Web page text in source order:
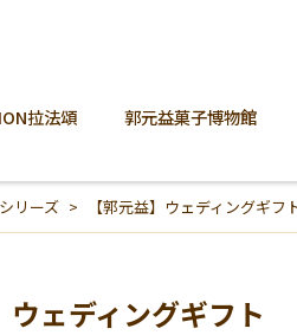
拉法頌 郭元益菓子博物館
リーズ 【郭元益】ウェディングギフ
ウェディングギフト